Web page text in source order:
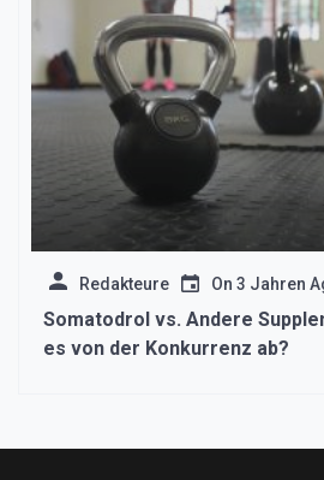
Redakteure On 3 Jahren
Somatodrol vs. Andere
es von der Konkurrenz ab?